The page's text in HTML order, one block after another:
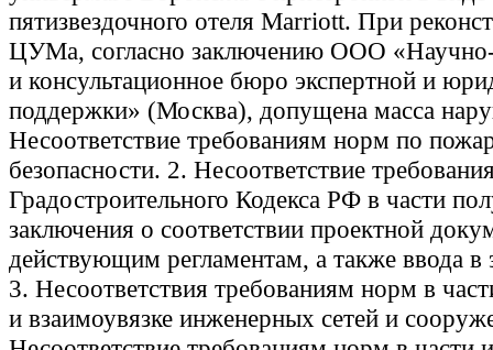
пятизвездочного отеля Marriott. При
ЦУМа, согласно заключению ООО «Научно-
и консультационное бюро экспертной и
поддержки» (Москва), допущена масса
Несоответствие требованиям норм по
безопасности. 2. Несоответствие
Градостроительного Кодекса РФ в части
заключения о соответствии проектной
действующим регламентам, а также ввода в
3. Несоответствия требованиям норм в
и взаимоувязке инженерных сетей и